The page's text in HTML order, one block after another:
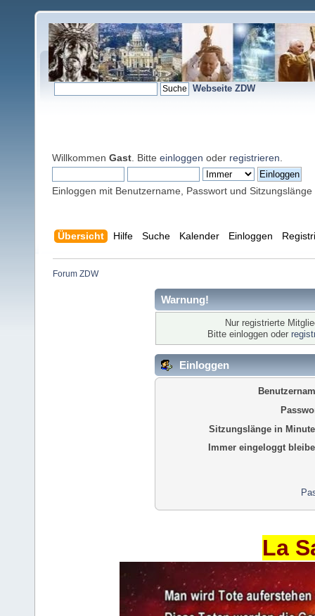
Webseite ZDW
Willkommen Gast . Bitte einloggen oder registrieren
Einloggen mit Benutzername, Passwort und Sitzungslänge
Übersicht Hilfe Suche Kalender Einloggen
Forum ZDW
Warnung!
Nur registrierte
Bitte einloggen oder
Einloggen
Sitzungslänge in
Immer eingeloggt
La